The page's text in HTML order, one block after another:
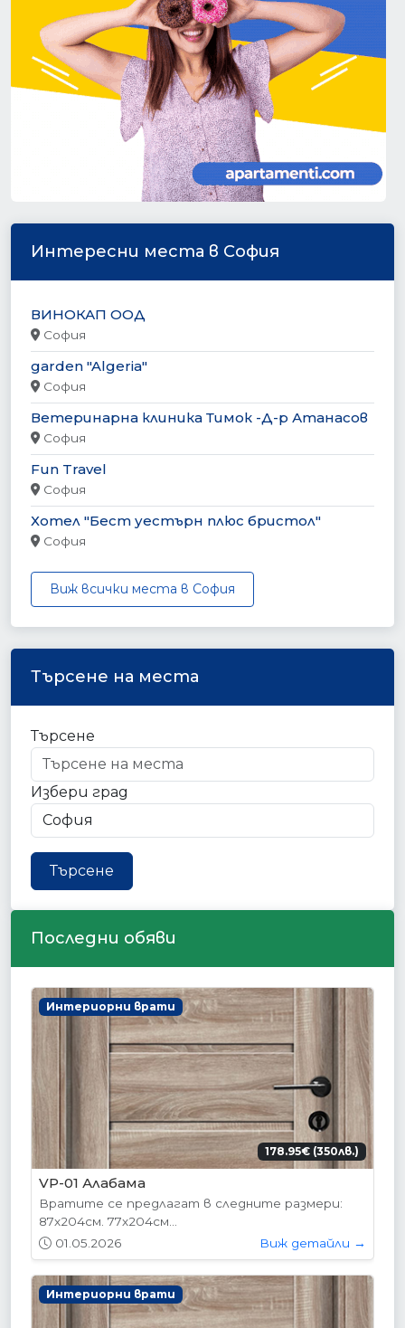
Интересни места в София
ВИНОКАП ООД
София
garden "Algeria"
София
Ветеринарна клиника Тимок -Д-р Атанасов
София
Fun Travel
София
Хотел "Бест уестърн плюс бристол"
София
Виж всички места в София
Търсене на места
Търсене
Избери град
Търсене
Последни обяви
Интериорни врати
178.95€ (350лв.)
VP-01 Алабама
Вратите се предлагат в следните размери:
87х204см. 77х204см...
01.05.2026
Виж детайли →
Интериорни врати